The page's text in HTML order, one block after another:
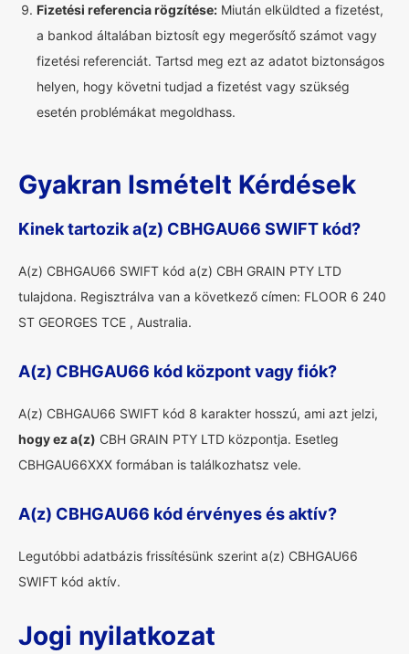
Fizetési referencia rögzítése: Miután elküldted a fizetést,
a bankod általában biztosít egy megerősítő számot vagy
fizetési referenciát. Tartsd meg ezt az adatot biztonságos
helyen, hogy követni tudjad a fizetést vagy szükség
esetén problémákat megoldhass.
Gyakran Ismételt Kérdések
Kinek tartozik a(z) CBHGAU66 SWIFT kód?
A(z) CBHGAU66 SWIFT kód a(z) CBH GRAIN PTY LTD
tulajdona. Regisztrálva van a következő címen: FLOOR 6 240
ST GEORGES TCE , Australia.
A(z) CBHGAU66 kód központ vagy fiók?
A(z) CBHGAU66 SWIFT kód 8 karakter hosszú, ami azt jelzi,
hogy ez a(z) CBH GRAIN PTY LTD központja. Esetleg
CBHGAU66XXX formában is találkozhatsz vele.
A(z) CBHGAU66 kód érvényes és aktív?
Legutóbbi adatbázis frissítésünk szerint a(z) CBHGAU66
SWIFT kód aktív.
Jogi nyilatkozat